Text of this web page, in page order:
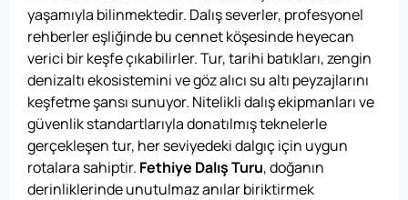
yaşamıyla bilinmektedir. Dalış severler, profesyonel
rehberler eşliğinde bu cennet köşesinde heyecan
verici bir keşfe çıkabilirler. Tur, tarihi batıkları, zengin
denizaltı ekosistemini ve göz alıcı su altı peyzajlarını
keşfetme şansı sunuyor. Nitelikli dalış ekipmanları ve
güvenlik standartlarıyla donatılmış teknelerle
gerçekleşen tur, her seviyedeki dalgıç için uygun
rotalara sahiptir. Fethiye Dalış Turu, doğanın
derinliklerinde unutulmaz anılar biriktirmek